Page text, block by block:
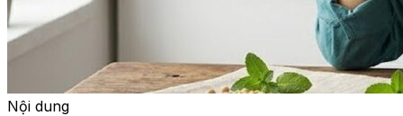
Nội dung